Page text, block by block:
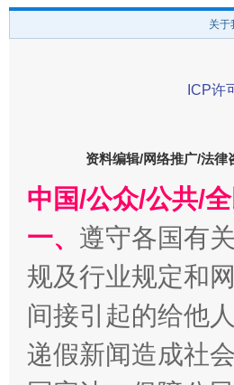
关于
ICP许
资料编辑/网络推广/法律
中国/公众/公共/
一、 遵守各国有
规及行业规定和
间接引起的给他
递假新闻造成社